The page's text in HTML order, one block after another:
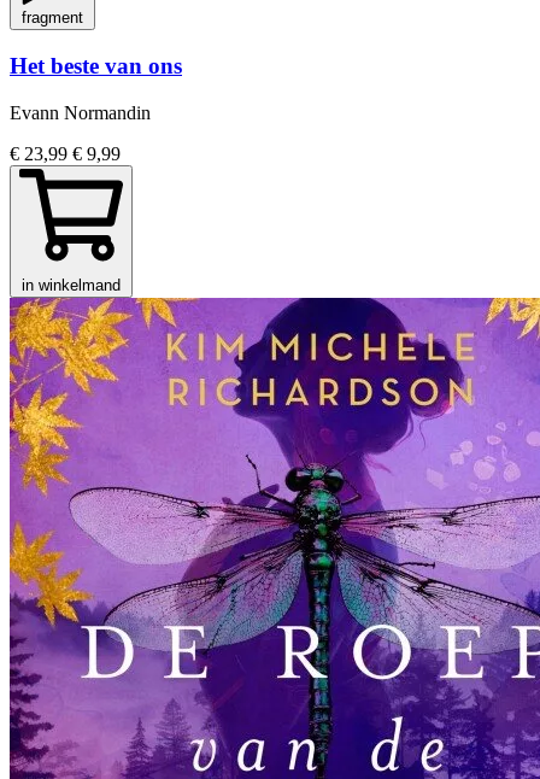
fragment
Het beste van ons
Evann Normandin
€ 23,99 € 9,99
in winkelmand